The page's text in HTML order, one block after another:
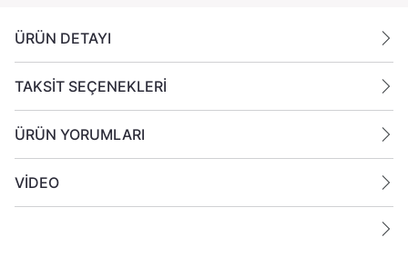
ÜRÜN DETAYI
TAKSİT SEÇENEKLERİ
ÜRÜN YORUMLARI
VİDEO